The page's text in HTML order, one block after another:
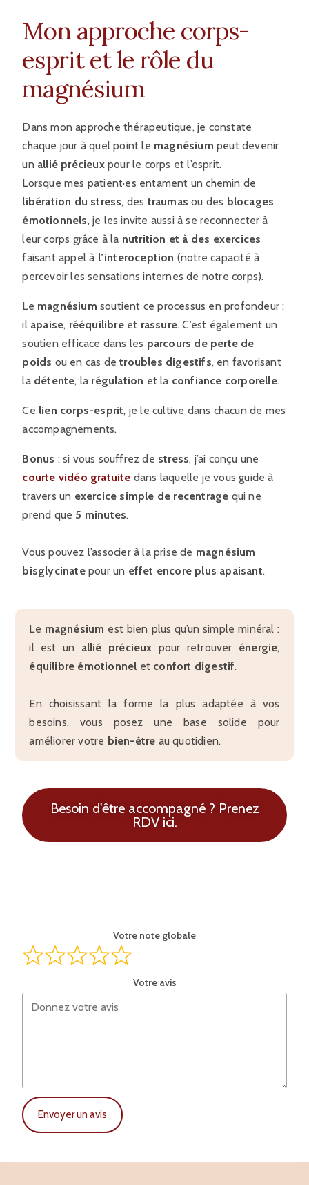
Mon approche corps-
esprit et le rôle du
magnésium
Dans mon approche thérapeutique, je constate
chaque jour à quel point le magnésium peut devenir
un allié précieuxpour le corps et l’esprit.
Lorsque mes patient·es entament un chemin de
libération du stress, des traumas ou des blocages
émotionnels, je les invite aussi à se reconnecter à
leur corps grâce à la nutrition et à des exercices
faisant appel à l’interoception (notre capacité à
percevoir les sensations internes de notre corps).
Le magnésium soutient ce processus en profondeur :
il apaise, rééquilibreet rassure. C’est également un
soutien efficace dans les parcours de perte de
poids ou en cas detroubles digestifs, en favorisant
la détente, la régulation et la confiance corporelle.
Ce lien corps-esprit, je le cultive dans chacun de mes
accompagnements.
Bonus : si vous souffrez de stress, j’ai conçu une
courte vidéo gratuite dans laquelle je vous guide à
travers un exercice simple de recentrage qui ne
prend que 5 minutes.
Vous pouvez l’associer à la prise de magnésium
bisglycinatepour un effet encore plus apaisant.
Le magnésium est bien plus qu’un simple minéral :
il est un allié précieux pour retrouver énergie,
équilibre émotionnel et confort digestif.
En choisissant la forme la plus adaptée à vos
besoins, vous posez une base solide pour
améliorer votre bien-être au quotidien.
Besoin d'être accompagné ? Prenez
RDV ici.
Votre note globale
Votre avis
Envoyer un avis